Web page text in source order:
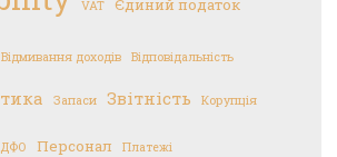
VAT Єдиний податок
Відмивання доходів Відповідальність
Запаси Звітність Корупція
Персонал Платежі